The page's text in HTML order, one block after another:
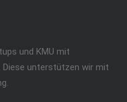
und KMU mit
Diese unterstützen wir mit